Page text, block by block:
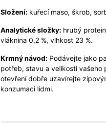
Složení: kuřecí maso, škrob,
Analytické složky: hrubý
vláknina 0,2 %, vlhkost 23 %.
Krmný návod: Podávejte jako
potřeb, stavu a velikosti vašeho
otevření dobře uzavírejte
konzumaci lidmi.